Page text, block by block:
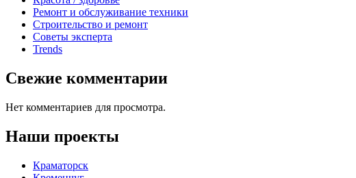
Ремонт и обслуживание техники
Строительство и ремонт
Советы эксперта
Trends
Свежие комментарии
Нет комментариев для просмотра.
Наши проекты
Краматорск